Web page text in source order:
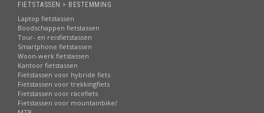
FIETSTASSEN > BESTEMMING
Laptop fietstassen
Boodschappen fietstassen
Tour- en reisfietstassen
Smartphone fietstassen
Woon-werk fietstassen
Kantoor fietstassen
Fietstassen voor hybride fiets
Fietstassen voor trekkingfiets
Fietstassen voor racefiets
Fietstassen voor mountainbike/